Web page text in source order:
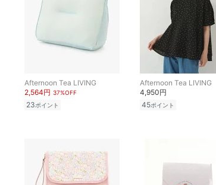
Afternoon Tea LIVING
2,564円 37%OFF
23ポイント
Afternoon Tea LIVING
4,950円
45ポイント